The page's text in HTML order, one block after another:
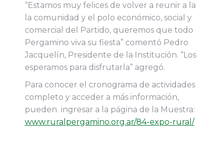
“Estamos muy felices de volver a reunir a la
la comunidad y el polo económico, social y
comercial del Partido, queremos que todo
Pergamino viva su fiesta” comentó Pedro
Jacquelín, Presidente de la Institución. “Los
esperamos para disfrutarla” agregó.
Para conocer el cronograma de actividades
completo y acceder a más información,
pueden ingresar a la página de la Muestra:
www.ruralpergamino.org.ar/84-expo-rural/